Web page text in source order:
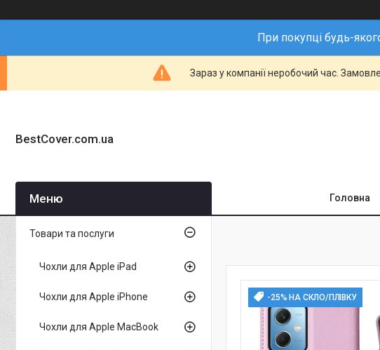
При покупці будь-
Зараз у компанії неробочий час.
BestCover.com.ua
Головна
-25% НА СКЛО/ПЛІВКУ
Товари та послуги
Чохли для Apple iPad
Чохли для Apple iPhone
Чохли для Apple MacBook